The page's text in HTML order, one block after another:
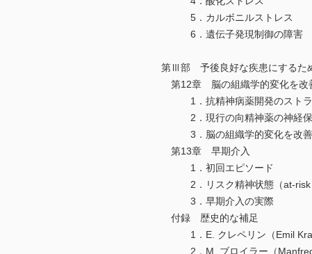
5．カルボニルストレス
6．遺伝子発現制御の障害
第Ⅲ部 予後良好な疾患にするた
第12章 脳の組織学的変化を改
1．抗精神病薬開発のストラ
2．現行の向精神薬の神経保
3．脳の組織学的変化を改善
第13章 早期介入
1．初回エピソード
2．リスク精神状態（at-risk
3．早期介入の実際
付録 歴史的な補足
1．E. クレペリン（Emil
2．M. ブロイラー（Manfred